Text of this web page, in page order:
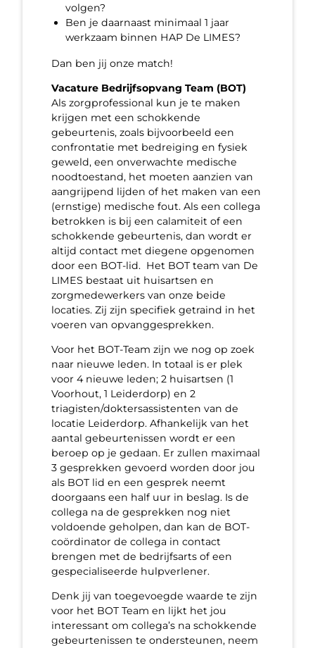
volgen?
Ben je daarnaast minimaal 1 jaar
werkzaam binnen HAP De LIMES?
Dan ben jij onze match!
Vacature Bedrijfsopvang Team (BOT)
Als zorgprofessional kun je te maken
krijgen met een schokkende
gebeurtenis, zoals bijvoorbeeld een
confrontatie met bedreiging en fysiek
geweld, een onverwachte medische
noodtoestand, het moeten aanzien van
aangrijpend lijden of het maken van een
(ernstige) medische fout. Als een collega
betrokken is bij een calamiteit of een
schokkende gebeurtenis, dan wordt er
altijd contact met diegene opgenomen
door een BOT-lid. Het BOT team van De
LIMES bestaat uit huisartsen en
zorgmedewerkers van onze beide
locaties. Zij zijn specifiek getraind in het
voeren van opvanggesprekken.
Voor het BOT-Team zijn we nog op zoek
naar nieuwe leden. In totaal is er plek
voor 4 nieuwe leden; 2 huisartsen (1
Voorhout, 1 Leiderdorp) en 2
triagisten/doktersassistenten van de
locatie Leiderdorp. Afhankelijk van het
aantal gebeurtenissen wordt er een
beroep op je gedaan. Er zullen maximaal
3 gesprekken gevoerd worden door jou
als BOT lid en een gesprek neemt
doorgaans een half uur in beslag. Is de
collega na de gesprekken nog niet
voldoende geholpen, dan kan de BOT-
coördinator de collega in contact
brengen met de bedrijfsarts of een
gespecialiseerde hulpverlener.
Denk jij van toegevoegde waarde te zijn
voor het BOT Team en lijkt het jou
interessant om collega’s na schokkende
gebeurtenissen te ondersteunen, neem